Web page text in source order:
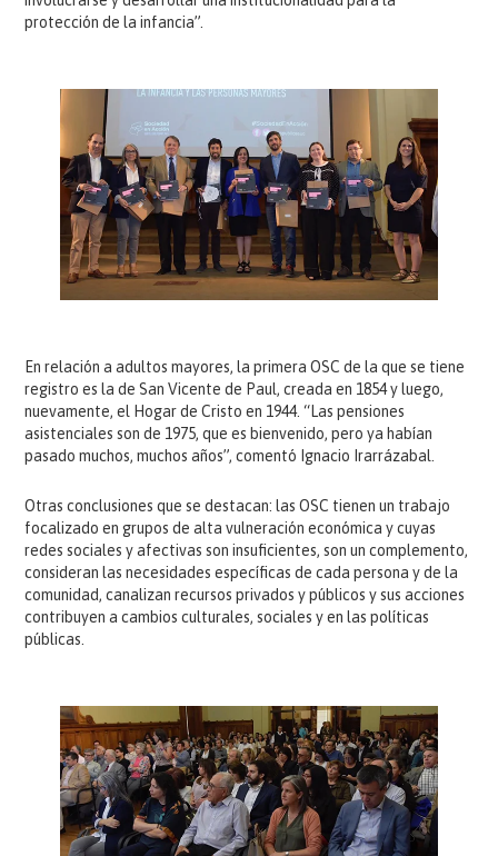
protección de la infancia”.
En relación a adultos mayores, la primera OSC de la que se tiene
registro es la de San Vicente de Paul, creada en 1854 y luego,
nuevamente, el Hogar de Cristo en 1944. “Las pensiones
asistenciales son de 1975, que es bienvenido, pero ya habían
pasado muchos, muchos años”, comentó Ignacio Irarrázabal.
Otras conclusiones que se destacan: las OSC tienen un trabajo
focalizado en grupos de alta vulneración económica y cuyas
redes sociales y afectivas son insuficientes, son un complemento,
consideran las necesidades específicas de cada persona y de la
comunidad, canalizan recursos privados y públicos y sus acciones
contribuyen a cambios culturales, sociales y en las políticas
públicas.